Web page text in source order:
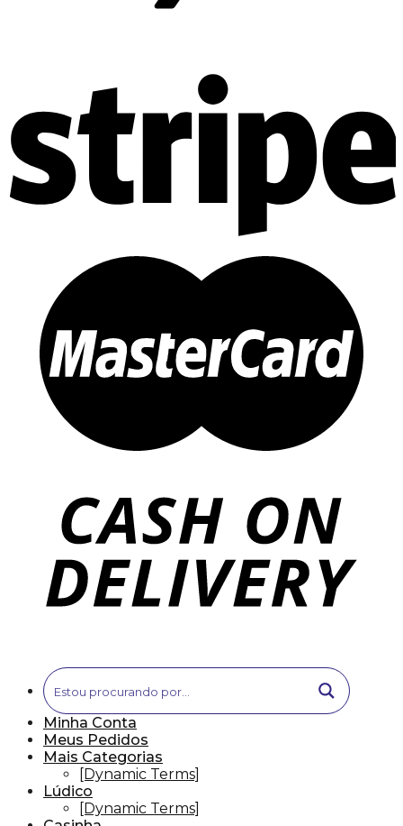
Minha Conta
Meus Pedidos
Mais Categorias
[Dynamic Terms]
Lúdico
[Dynamic Terms]